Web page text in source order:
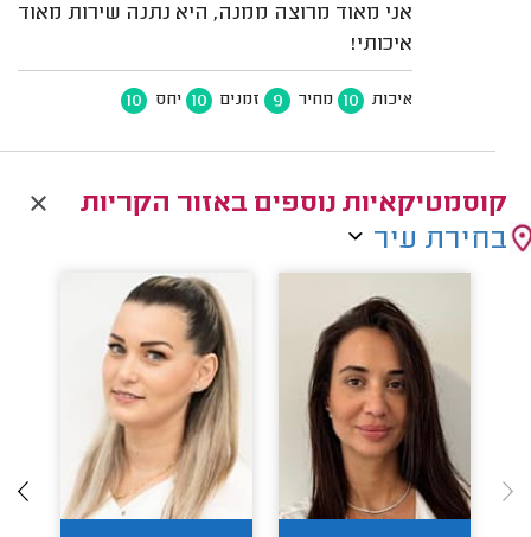
אני מאוד מרוצה ממנה, היא נתנה שירות מאוד
איכותי!
איכות 10 מחיר 9 זמנים 10 יחס 10
קוסמטיקאיות נוספים באזור הקריות
בחירת עיר